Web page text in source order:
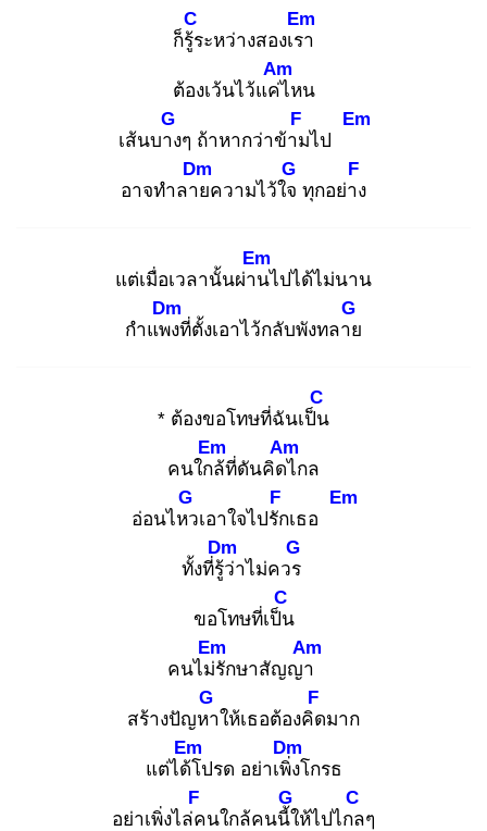
ก็รู้ร
C
ะหว่างสองเรา
Em
ต้องเว้นไว้แค่ไ
Am
หน
เส้นบาง
G
ๆ ถ้าหากว่าข้าม
F
ไป
Em
อาจทำลาย
Dm
ความไว้ใจ
G
ทุกอย่าง
F
แต่เมื่อเวลานั้นผ่าน
Em
ไปได้ไม่นาน
กำแพง
Dm
ที่ตั้งเอาไว้กลับพังทลาย
G
* ต้องขอโทษที่ฉันเป็น
C
คนใกล้
Em
ที่ดันคิดไ
Am
กล
อ่อนไหว
G
เอาใจไปรัก
F
เธอ
Em
ทั้งที่รู้ว่
Dm
าไม่ควร
G
ขอโทษที่เป็น
C
คนไม่รั
Em
กษาสัญญา
Am
สร้างปัญหา
G
ให้เธอต้องคิด
F
มาก
แต่ได้โ
Em
ปรด อย่าเพิ่ง
Dm
โกรธ
อย่าเพิ่งไล่ค
F
นใกล้คนนี้ใ
G
ห้ไปไกล
C
ๆ